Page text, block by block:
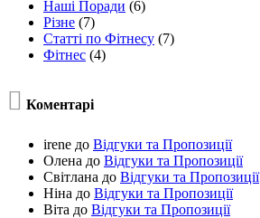
Наші Поради (6)
Різне (7)
Статті по Фітнесу (7)
Фітнес (4)
 Коментарі
irene до Відгуки та Пропозиції
Олена до Відгуки та Пропозиції
Світлана до Відгуки та Пропозиції
Ніна до Відгуки та Пропозиції
Віта до Відгуки та Пропозиції